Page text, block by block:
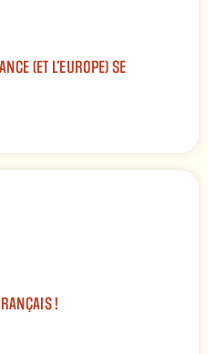
(ET L’EUROPE) SE
!